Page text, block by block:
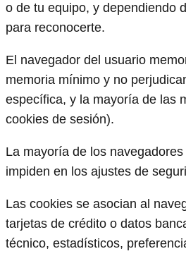
o de tu equipo, y dependiendo
para reconocerte.
El navegador del usuario
memoria mínimo y no
específica, y la mayoría de las
cookies de sesión).
La mayoría de los
impiden en los ajustes de
Las cookies se asocian al
tarjetas de crédito o datos
técnico, estadísticos,